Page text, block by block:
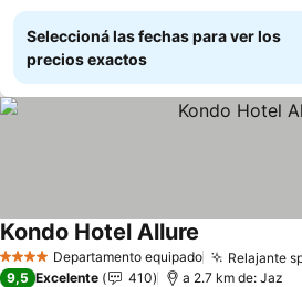
Seleccioná las fechas para ver los
precios exactos
4 EstrellasDepartamento equipado Relajante
Kondo Hotel Allure
9,5 Excelente 410 a 2.7 km de: Jaz